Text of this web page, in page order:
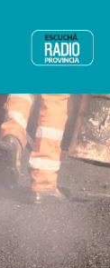
Radio Provincia